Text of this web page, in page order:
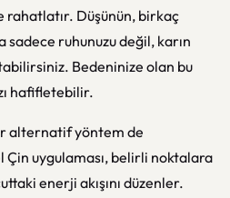
Düşünün, birkaç
ruhunuzu değil, karın
Bedeninize olan bu
hafifletebilir.
alternatif yöntem de
Çin uygulaması, belirli noktalara
enerji akışını düzenler.